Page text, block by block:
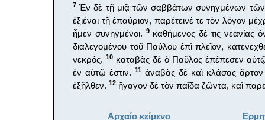
7 Ἐν δὲ τῇ μιᾷ τῶν σαββάτων συνηγμένων τῶν
ἐξιέναι τῇ ἐπαύριον, παρέτεινέ τε τὸν λόγον
ἦμεν συνηγμένοι. 9καθήμενος δέ τις νεανίας
διαλεγομένου τοῦ Παύλου ἐπὶ πλεῖον,
νεκρός. 10καταβὰς δὲ ὁ Παῦλος ἐπέπεσεν
ἐν αὐτῷ ἐστιν. 11 ἀναβὰς δὲ καὶ κλάσας ἄρτον
ἐξῆλθεν. 12 ἤγαγον δὲ τὸν παῖδα ζῶντα, καὶ
Αρχαίο κείμενο